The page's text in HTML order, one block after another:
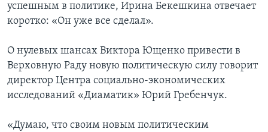
успешным в политике, Ирина Бекешкина отвечает
коротко: «Он уже все сделал».
О нулевых шансах Виктора Ющенко привести в
Верховную Раду новую политическую силу говорит
директор Центра социально-экономических
исследований «Диаматик» Юрий Гребенчук.
«Думаю, что своим новым политическим